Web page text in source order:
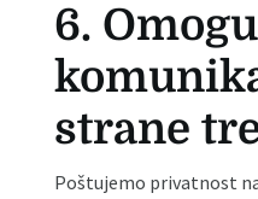
6.
strane
Poštujemo privatnost